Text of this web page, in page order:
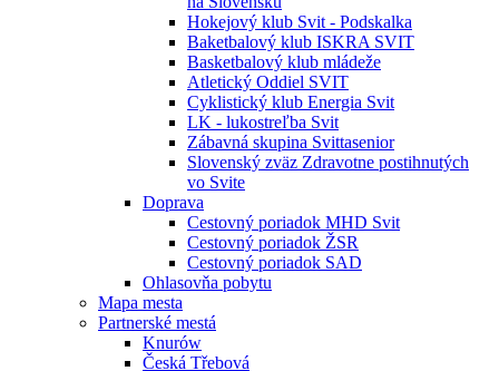
Hokejový klub Svit - Podskalka
Baketbalový klub ISKRA SVIT
Basketbalový klub mládeže
Atletický Oddiel SVIT
Cyklistický klub Energia Svit
LK - lukostreľba Svit
Zábavná skupina Svittasenior
Slovenský zväz Zdravotne postihnutých
vo Svite
Doprava
Cestovný poriadok MHD Svit
Cestovný poriadok ŽSR
Cestovný poriadok SAD
Ohlasovňa pobytu
Mapa mesta
Partnerské mestá
Knurów
Česká Třebová